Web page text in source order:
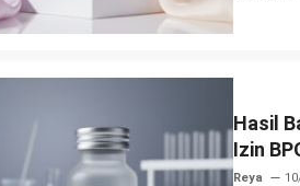
Hasil
Izin
Reya